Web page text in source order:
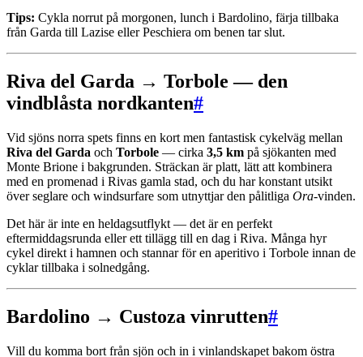
Tips: Cykla norrut på morgonen, lunch i Bardolino, färja tillbaka
från Garda till Lazise eller Peschiera om benen tar slut.
Riva del Garda → Torbole — den
vindblåsta nordkanten#
Vid sjöns norra spets finns en kort men fantastisk cykelväg mellan
Riva del Garda och Torbole — cirka 3,5 km på sjökanten med
Monte Brione i bakgrunden. Sträckan är platt, lätt att kombinera
med en promenad i Rivas gamla stad, och du har konstant utsikt
över seglare och windsurfare som utnyttjar den pålitliga Ora-vinden.
Det här är inte en heldagsutflykt — det är en perfekt
eftermiddagsrunda eller ett tillägg till en dag i Riva. Många hyr
cykel direkt i hamnen och stannar för en aperitivo i Torbole innan de
cyklar tillbaka i solnedgång.
Bardolino → Custoza vinrutten#
Vill du komma bort från sjön och in i vinlandskapet bakom östra